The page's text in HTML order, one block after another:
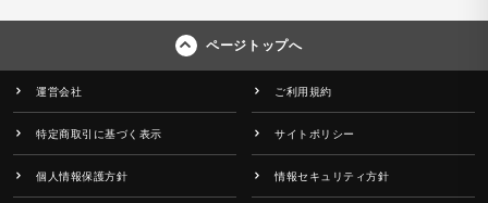
ページトップへ
運営会社 ご利用規約
特定商取引に基づく表示 サイトポリシー
個人情報保護方針 情報セキュリティ方針